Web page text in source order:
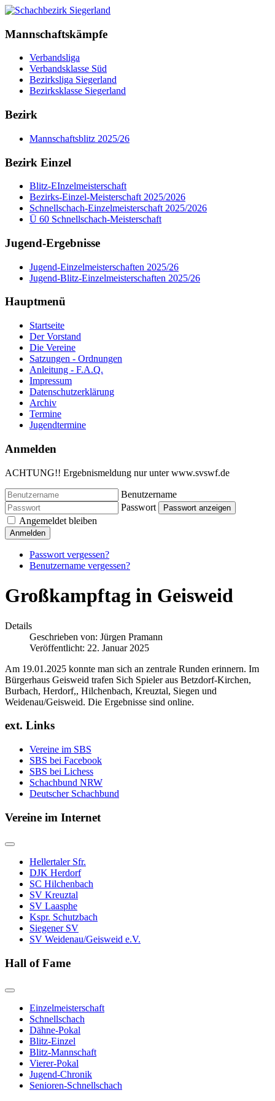
Mannschaftskämpfe
Verbandsliga
Verbandsklasse Süd
Bezirksliga Siegerland
Bezirksklasse Siegerland
Bezirk
Mannschaftsblitz 2025/26
Bezirk Einzel
Blitz-EInzelmeisterschaft
Bezirks-Einzel-Meisterschaft 2025/2026
Schnellschach-Einzelmeisterschaft 2025/2026
Ü 60 Schnellschach-Meisterschaft
Jugend-Ergebnisse
Jugend-Einzelmeisterschaften 2025/26
Jugend-Blitz-Einzelmeisterschaften 2025/26
Hauptmenü
Startseite
Der Vorstand
Die Vereine
Satzungen - Ordnungen
Anleitung - F.A.Q.
Impressum
Datenschutzerklärung
Archiv
Termine
Jugendtermine
Anmelden
ACHTUNG!! Ergebnismeldung nur unter www.svswf.de
Benutzername
Passwort
Passwort anzeigen
Angemeldet bleiben
Anmelden
Passwort vergessen?
Benutzername vergessen?
Großkampftag in Geisweid
Details
Geschrieben von: Jürgen Pramann
Veröffentlicht: 22. Januar 2025
Am 19.01.2025 konnte man sich an zentrale Runden erinnern. Im
Bürgerhaus Geisweid trafen Sich Spieler aus Betzdorf-Kirchen,
Burbach, Herdorf,, Hilchenbach, Kreuztal, Siegen und
Weidenau/Geisweid. Die Ergebnisse sind online.
ext. Links
Vereine im SBS
SBS bei Facebook
SBS bei Lichess
Schachbund NRW
Deutscher Schachbund
Vereine im Internet
Hellertaler Sfr.
DJK Herdorf
SC Hilchenbach
SV Kreuztal
SV Laasphe
Kspr. Schutzbach
Siegener SV
SV Weidenau/Geisweid e.V.
Hall of Fame
Einzelmeisterschaft
Schnellschach
Dähne-Pokal
Blitz-Einzel
Blitz-Mannschaft
Vierer-Pokal
Jugend-Chronik
Senioren-Schnellschach